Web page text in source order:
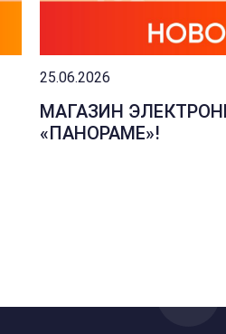
25.06.2026
МАГАЗИН
«ПАНОРАМЕ»!